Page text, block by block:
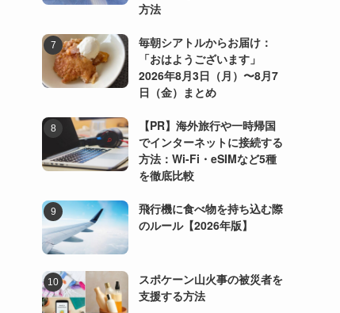
方法
毎朝シアトルからお届け：
「おはようございます」
2026年8月3日（月）〜8月7
日（金）まとめ
【PR】海外旅行や一時帰国
でインターネットに接続する
方法：Wi-Fi・eSIMなど5種
を徹底比較
飛行機に食べ物を持ち込む際
のルール【2026年版】
スポケーン山火事の被災者を
支援する方法